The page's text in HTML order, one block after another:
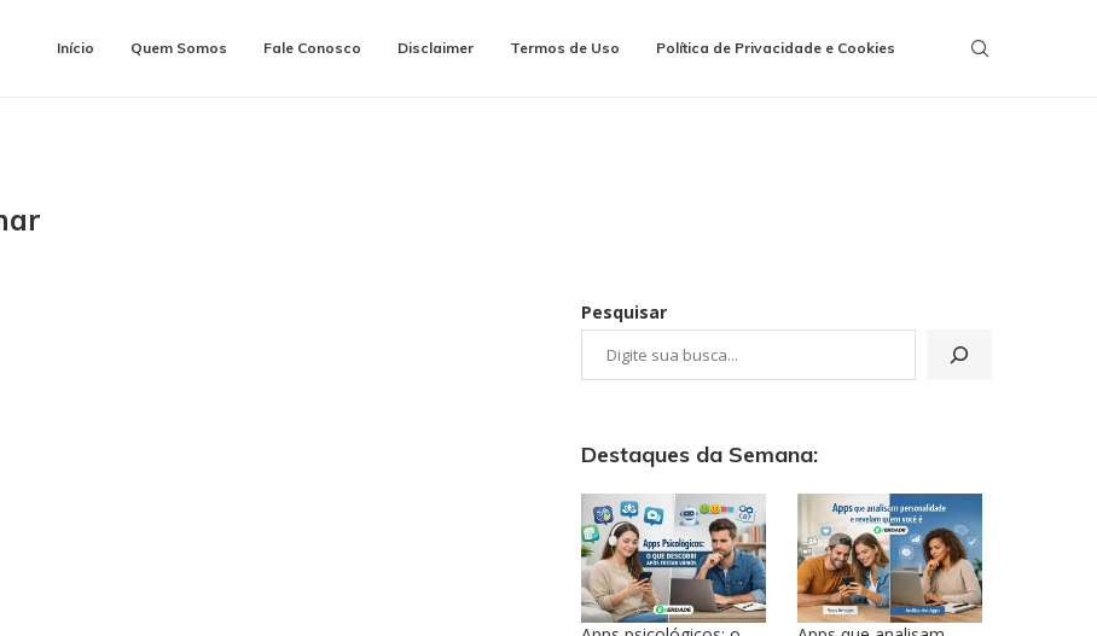
Início Quem Somos Fale Conosco Disclaimer Termos de Uso Política de Privacidade e Cookies
Pesquisar
Destaques da Semana: